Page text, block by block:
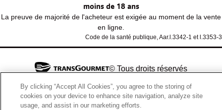
moins de 18 ans
La preuve de majorité de l'acheteur est exigée au moment de la vente
en ligne.
Code de la santé publique, Aar.l.3342-1 et l.3353-3
© Tous droits réservés
By clicking “Accept All Cookies”, you agree to the storing of
cookies on your device to enhance site navigation, analyze site
usage, and assist in our marketing efforts.